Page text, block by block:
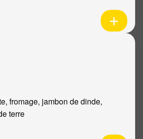
fromage, jambon de dinde,
terre